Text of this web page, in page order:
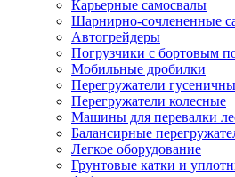
Карьерные самосвалы
Шарнирно-сочлененные
Автогрейдеры
Погрузчики с бортовым
Мобильные дробилки
Перегружатели
Перегружатели колесные
Машины для перевалки
Балансирные
Легкое оборудование
Грунтовые катки и